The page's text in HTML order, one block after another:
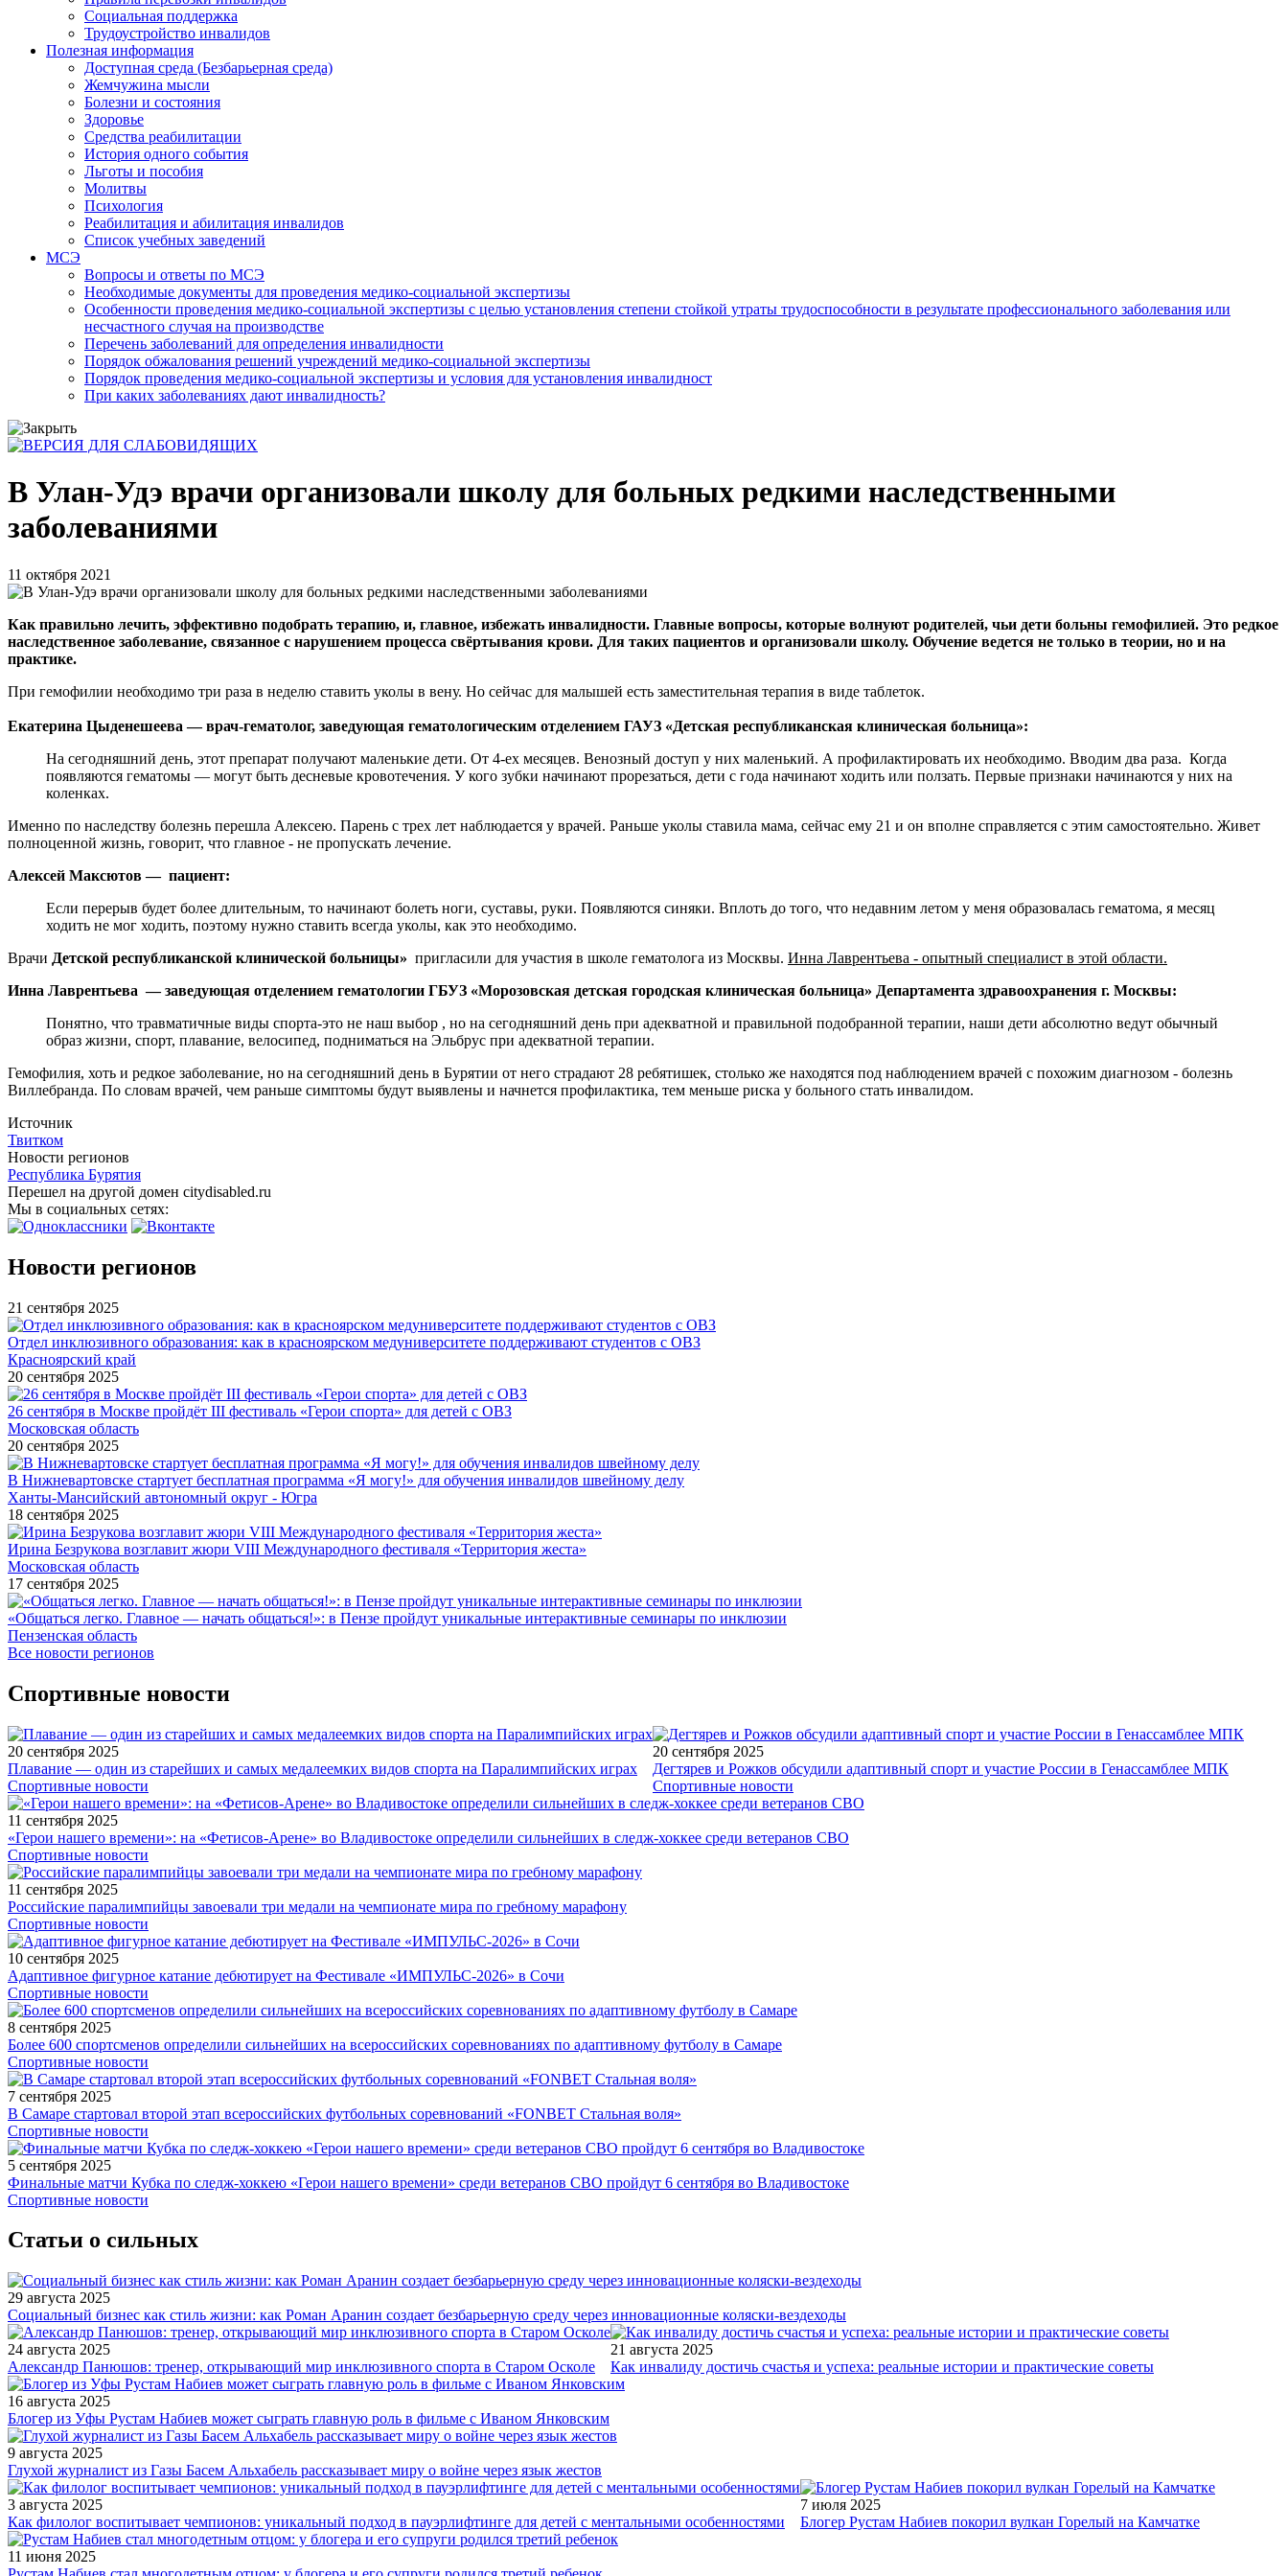
Социальная поддержка
Трудоустройство инвалидов
Полезная информация
Доступная среда (Безбарьерная среда)
Жемчужина мысли
Болезни и состояния
Здоровье
Средства реабилитации
История одного события
Льготы и пособия
Молитвы
Психология
Реабилитация и абилитация инвалидов
Список учебных заведений
МСЭ
Вопросы и ответы по МСЭ
Необходимые документы для проведения медико-социальной экспертизы
Особенности проведения медико-социальной экспертизы с целью установления степени стойкой утраты трудоспособности в результате профессионального заболевания или
несчастного случая на производстве
Перечень заболеваний для определения инвалидности
Порядок обжалования решений учреждений медико-социальной экспертизы
Порядок проведения медико-социальной экспертизы и условия для установления инвалидност
При каких заболеваниях дают инвалидность?
В Улан-Удэ врачи организовали школу для больных редкими наследственными
заболеваниями
11 октября 2021
Как правильно лечить, эффективно подобрать терапию, и, главное, избежать инвалидности. Главные вопросы, которые волнуют родителей, чьи дети больны гемофилией. Это редкое
наследственное заболевание, связанное с нарушением процесса свёртывания крови. Для таких пациентов и организовали школу. Обучение ведется не только в теории, но и на
практике.
При гемофилии необходимо три раза в неделю ставить уколы в вену. Но сейчас для малышей есть заместительная терапия в виде таблеток.
Екатерина Цыденешеева — врач-гематолог, заведующая гематологическим отделением ГАУЗ «Детская республиканская клиническая больница»:
На сегодняшний день, этот препарат получают маленькие дети. От 4-ех месяцев. Венозный доступ у них маленький. А профилактировать их необходимо. Вводим два раза. Когда
появляются гематомы — могут быть десневые кровотечения. У кого зубки начинают прорезаться, дети с года начинают ходить или ползать. Первые признаки начинаются у них на
коленках.
Именно по наследству болезнь перешла Алексею. Парень с трех лет наблюдается у врачей. Раньше уколы ставила мама, сейчас ему 21 и он вполне справляется с этим самостоятельно. Живет
полноценной жизнь, говорит, что главное - не пропускать лечение.
Алексей Максютов — пациент:
Если перерыв будет более длительным, то начинают болеть ноги, суставы, руки. Появляются синяки. Вплоть до того, что недавним летом у меня образовалась гематома, я месяц
ходить не мог ходить, поэтому нужно ставить всегда уколы, как это необходимо.
Врачи Детской республиканской клинической больницы» пригласили для участия в школе гематолога из Москвы. Инна Лаврентьева - опытный специалист в этой области.
Инна Лаврентьева — заведующая отделением гематологии ГБУЗ «Морозовская детская городская клиническая больница» Департамента здравоохранения г. Москвы:
Понятно, что травматичные виды спорта-это не наш выбор , но на сегодняшний день при адекватной и правильной подобранной терапии, наши дети абсолютно ведут обычный
образ жизни, спорт, плавание, велосипед, подниматься на Эльбрус при адекватной терапии.
Гемофилия, хоть и редкое заболевание, но на сегодняшний день в Бурятии от него страдают 28 ребятишек, столько же находятся под наблюдением врачей с похожим диагнозом - болезнь
Виллебранда. По словам врачей, чем раньше симптомы будут выявлены и начнется профилактика, тем меньше риска у больного стать инвалидом.
Источник
Твитком
Новости регионов
Республика Бурятия
Перешел на другой домен citydisabled.ru
Мы в социальных сетях:
Новости регионов
21 сентября 2025
Отдел инклюзивного образования: как в красноярском медуниверситете поддерживают студентов с ОВЗ
Красноярский край
20 сентября 2025
26 сентября в Москве пройдёт III фестиваль «Герои спорта» для детей с ОВЗ
Московская область
20 сентября 2025
В Нижневартовске стартует бесплатная программа «Я могу!» для обучения инвалидов швейному делу
Ханты-Мансийский автономный округ - Югра
18 сентября 2025
Ирина Безрукова возглавит жюри VIII Международного фестиваля «Территория жеста»
Московская область
17 сентября 2025
«Общаться легко. Главное — начать общаться!»: в Пензе пройдут уникальные интерактивные семинары по инклюзии
Пензенская область
Все новости регионов
Спортивные новости
20 сентября 2025
Плавание — один из старейших и самых медалеемких видов спорта на Паралимпийских играх
Спортивные новости
20 сентября 2025
Дегтярев и Рожков обсудили адаптивный спорт и участие России в Генассамблее МПК
Спортивные новости
11 сентября 2025
«Герои нашего времени»: на «Фетисов-Арене» во Владивостоке определили сильнейших в следж-хоккее среди ветеранов СВО
Спортивные новости
11 сентября 2025
Российские паралимпийцы завоевали три медали на чемпионате мира по гребному марафону
Спортивные новости
10 сентября 2025
Адаптивное фигурное катание дебютирует на Фестивале «ИМПУЛЬС-2026» в Сочи
Спортивные новости
8 сентября 2025
Более 600 спортсменов определили сильнейших на всероссийских соревнованиях по адаптивному футболу в Самаре
Спортивные новости
7 сентября 2025
В Самаре стартовал второй этап всероссийских футбольных соревнований «FONBET Стальная воля»
Спортивные новости
5 сентября 2025
Финальные матчи Кубка по следж-хоккею «Герои нашего времени» среди ветеранов СВО пройдут 6 сентября во Владивостоке
Спортивные новости
Статьи о сильных
29 августа 2025
Социальный бизнес как стиль жизни: как Роман Аранин создает безбарьерную среду через инновационные коляски-вездеходы
24 августа 2025
Александр Панюшов: тренер, открывающий мир инклюзивного спорта в Старом Осколе
21 августа 2025
Как инвалиду достичь счастья и успеха: реальные истории и практические советы
16 августа 2025
Блогер из Уфы Рустам Набиев может сыграть главную роль в фильме с Иваном Янковским
9 августа 2025
Глухой журналист из Газы Басем Альхабель рассказывает миру о войне через язык жестов
3 августа 2025
Как филолог воспитывает чемпионов: уникальный подход в пауэрлифтинге для детей с ментальными особенностями
7 июля 2025
Блогер Рустам Набиев покорил вулкан Горелый на Камчатке
11 июня 2025